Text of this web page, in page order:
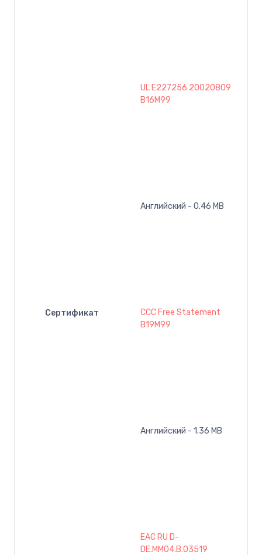
Сертификат
UL E227256 20020809
B16M99
Английский - 0.46 MB
CCC Free Statement
B19M99
Английский - 1.36 MB
EAC RU D-
DE.MM04.B.03519